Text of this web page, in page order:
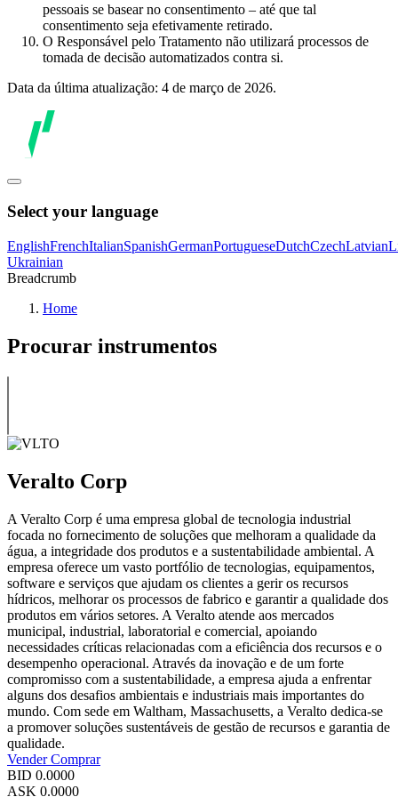
pessoais se basear no consentimento – até que tal
consentimento seja efetivamente retirado.
O Responsável pelo Tratamento não utilizará processos de
tomada de decisão automatizados contra si.
Data da última atualização: 4 de março de 2026.
Select your language
EnglishFrenchItalianSpanishGermanPortugueseDutchCzechLatvian
Ukrainian
Breadcrumb
Home
Procurar instrumentos
Veralto Corp
A Veralto Corp é uma empresa global de tecnologia industrial
focada no fornecimento de soluções que melhoram a qualidade da
água, a integridade dos produtos e a sustentabilidade ambiental. A
empresa oferece um vasto portfólio de tecnologias, equipamentos,
software e serviços que ajudam os clientes a gerir os recursos
hídricos, melhorar os processos de fabrico e garantir a qualidade dos
produtos em vários setores. A Veralto atende aos mercados
municipal, industrial, laboratorial e comercial, apoiando
necessidades críticas relacionadas com a eficiência dos recursos e o
desempenho operacional. Através da inovação e de um forte
compromisso com a sustentabilidade, a empresa ajuda a enfrentar
alguns dos desafios ambientais e industriais mais importantes do
mundo. Com sede em Waltham, Massachusetts, a Veralto dedica-se
a promover soluções sustentáveis de gestão de recursos e garantia de
qualidade.
VenderComprar
BID 0.0000
ASK 0.0000